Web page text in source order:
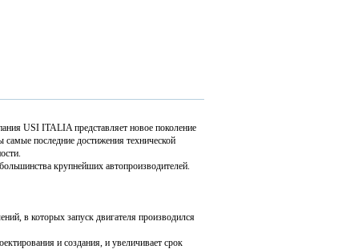
USI ITALIA представляет новое поколение
последние достижения технической
крупнейших автопроизводителей.
в которых запуск двигателя производился
и создания, и увеличивает срок